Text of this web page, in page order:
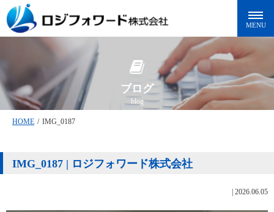
ブログ
blog
HOME / IMG_0187
IMG_0187 | ロジフォワード株式会社
2026.06.05